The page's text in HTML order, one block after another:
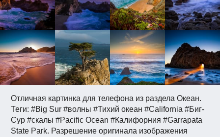
Отличная картинка для телефона из раздела Океан.
Теги: #Big Sur #волны #Тихий океан #California #Биг-
Сур #скалы #Pacific Ocean #Калифорния #Garrapata
State Park. Разрешение оригинала изображения